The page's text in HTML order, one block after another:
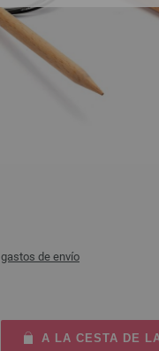
gastos de envío
A LA CESTA DE